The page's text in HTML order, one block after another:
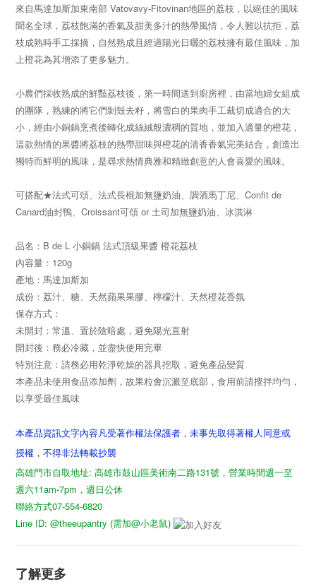
來自馬達加斯加東南部 Vatovavy-Fitovinan地區的荔枝，以絕佳的風味
聞名全球，荔枝飽滿的香氣及甜美多汁的熱帶風情，令人難以抗拒，荔
枝成熟時手工採摘，自然熟成且經過陽光日曬的荔枝擁有最佳風味，加
上橙花為其增添了更多魅力。
小農們採收熟成的鮮豔荔枝後，第一時間送到廚房裡，由當地婦女組成
的團隊，熟練的將它們剝殼去籽，將雪白的果肉手工裁切成適合的大
小，經由小銅鍋烹煮後轉化成絲絨般濃稠的質地，並加入適量的橙花，
這款熱情的果醬將荔枝的熱帶甜味與橙花的清香香氣完美結合，創造出
獨特而鮮明的風味，是尋求熱情典雅和精緻創意的人會喜愛的風味。
可搭配★法式可頌、法式長棍加無鹽奶油、調酒馬丁尼、Confit de
Canard油封鴨、Croissant可頌 or 土司加無鹽奶油、冰淇淋
品名：B de L 小銅鍋 法式頂級果醬 橙花荔枝
內容量：120g
產地：馬達加斯加
成份：荔汁、糖、天然蘋果果膠、檸檬汁、天然橙花香氛
保存方式：
未開封：常溫、置於陰暗處，避免陽光直射
開封後：務必冷藏，並盡快使用完畢
特別注意：請務必用乾淨乾燥的器具挖取，避免產品變質
本產品未使用食品添加劑，故果粒會沉澱至底部，食用前請攪拌均勻，
以享受最佳風味
本產品資訊文字內容凡受著作權法保護者，未事先取得著權人同意或
授權，不得非法轉載抄襲
高雄門市自取地址: 高雄市鼓山區美術南二路131號，營業時間週一至
週六11am-7pm，週日公休
聯絡方式07-554-6820
Line ID: @theeupantry (需加@小老鼠)
了解更多